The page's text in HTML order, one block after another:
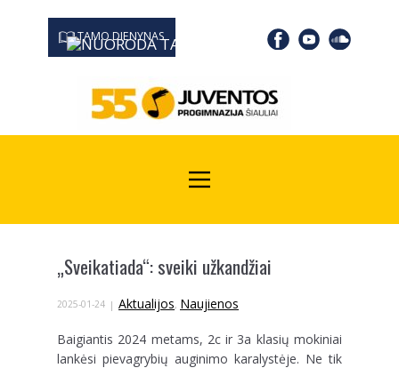
TAMO DIENYNAS
0667 19366
„Sveikatiada“: sveiki užkandžiai
2025-01-24 Aktualijos, Naujienos
Baigiantis 2024 metams, 2c ir 3a klasių mokiniai
lankėsi pievagrybių auginimo karalystėje. Ne tik